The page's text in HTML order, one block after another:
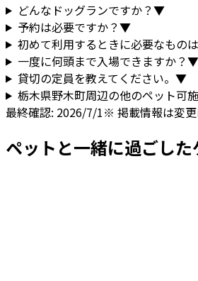
どんなドッグランですか？▼
予約は必要ですか？▼
初めて利用するときに必要なもの
一度に何頭まで入場できますか？▼
貸切の定員を教えてください。 ▼
栃木県野木町周辺の他のペット可
最終確認: 2026/7/1※ 掲載情報は変更
ペットと一緒に過ごし